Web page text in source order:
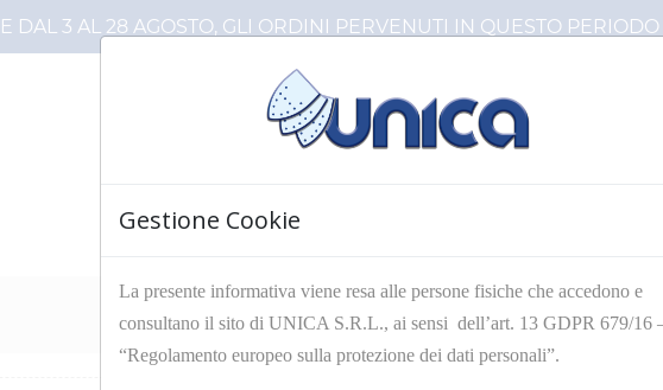
DAL 3 AL 28 AGOSTO, GLI ORDINI PERVENUTI IN QUESTO
Gestione Cookie
La presente informativa viene resa alle persone fisiche che accedono e
consultano il sito di UNICA S.R.L., ai sensi dell’art. 13 GDPR 679/16
“Regolamento europeo sulla protezione dei dati personali”.